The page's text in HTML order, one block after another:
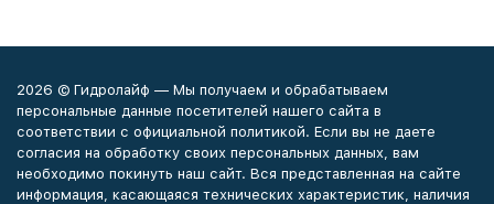
2026 © Гидролайф — Мы получаем и обрабатываем
персональные данные посетителей нашего сайта в
соответствии с официальной политикой. Если вы не даете
согласия на обработку своих персональных данных, вам
необходимо покинуть наш сайт. Вся представленная на сайте
информация, касающаяся технических характеристик, наличия